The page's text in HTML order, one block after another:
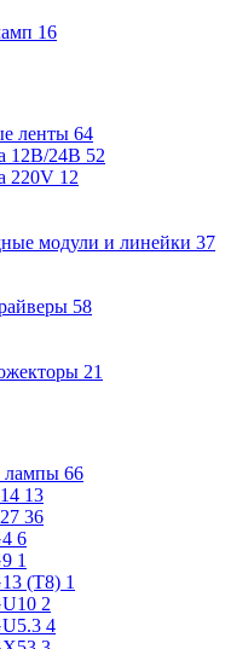
16
ленты 64
12В/24В 52
220V 12
модули и линейки 37
58
21
лампы 66
13
36
6
1
(Т8) 1
2
4